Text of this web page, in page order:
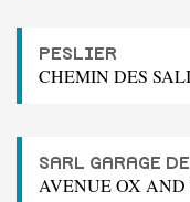
PESLIER
CHEMIN DES
SARL GARAGE
AVENUE OX